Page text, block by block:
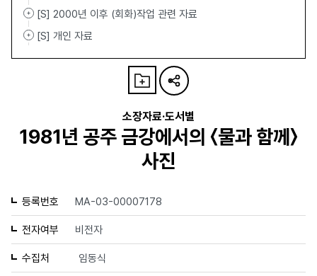
[S] 2000년 이후 (회화)작업 관련 자료
[S] 개인 자료
소장자료·도서별
1981년 공주 금강에서의 〈물과 함께〉
사진
등록번호 MA-03-00007178
전자여부 비전자
수집처 임동식